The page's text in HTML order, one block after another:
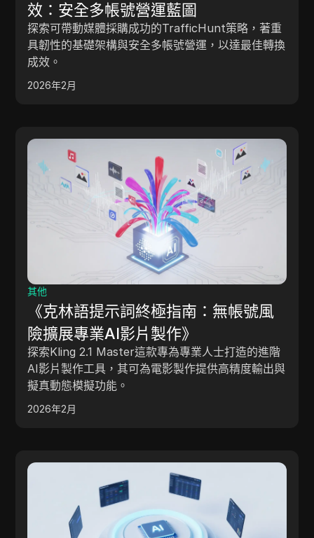
效：安全多帳號營運藍圖
探索可帶動媒體採購成功的TrafficHunt策略，著重
具韌性的基礎架構與安全多帳號營運，以達最佳轉換
成效。
2026年2月
其他
《克林語提示詞終極指南：無帳號風
險擴展專業AI影片製作》
探索Kling 2.1 Master這款專為專業人士打造的進階
AI影片製作工具，其可為電影製作提供高精度輸出與
擬真動態模擬功能。
2026年2月